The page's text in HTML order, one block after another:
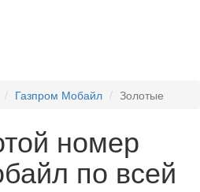
Газпром Мобайл Золотые
номер
по всей